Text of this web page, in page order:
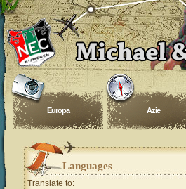
Europa Azie
Languages
Translate to: